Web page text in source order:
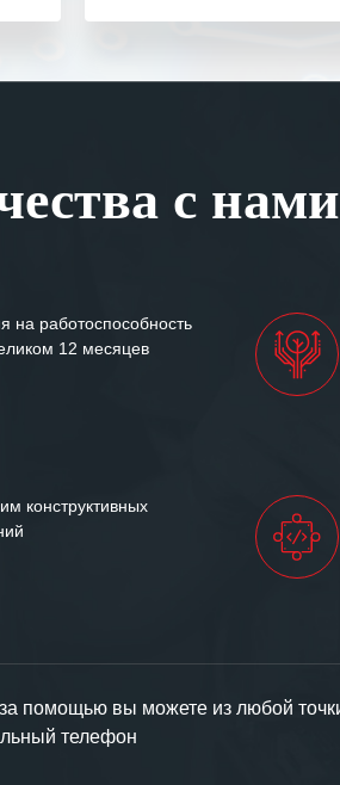
с нами
на работоспособность
12 месяцев
конструктивных
помощью вы можете из любой
телефон